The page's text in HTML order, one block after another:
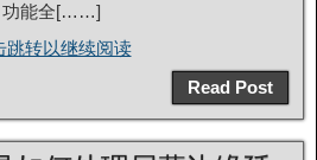
功能全[……]
跳转以继续阅读
Read Post